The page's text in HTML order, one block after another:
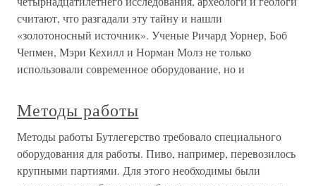
считают, что разгадали эту тайну и нашли
«золотоносный источник». Ученые Ричард Уорнер, Боб
Чепмен, Мэри Кехилл и Норман Молз не только
использовали современное оборудование, но и
Методы работы
Методы работы Бутлегерство требовало специального
оборудования для работы. Пиво, например, перевозилось
крупными партиями. Для этого необходимы были